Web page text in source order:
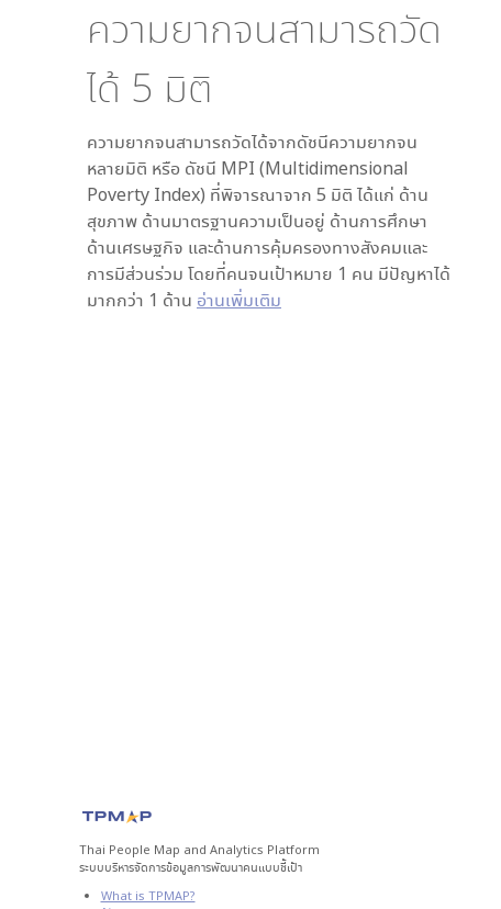
ความยากจนสามารถวัด
ได้ 5 มิติ
ความยากจนสามารถวัดได้จากดัชนีความยากจน
หลายมิติ หรือ ดัชนี MPI (Multidimensional
Poverty Index) ที่พิจารณาจาก 5 มิติ ได้แก่ ด้าน
สุขภาพ ด้านมาตรฐานความเป็นอยู่ ด้านการศึกษา
ด้านเศรษฐกิจ และด้านการคุ้มครองทางสังคมและ
การมีส่วนร่วม โดยที่คนจนเป้าหมาย 1 คน มีปัญหาได้
มากกว่า 1 ด้าน อ่านเพิ่มเติม
Thai People Map and Analytics Platform
ระบบบริหารจัดการข้อมูลการพัฒนาคนแบบชี้เป้า
What is TPMAP?